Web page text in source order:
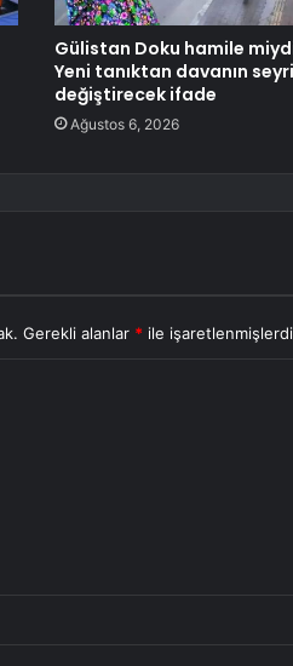
Gülistan Doku hamile
Yeni tanıktan davanın
değiştirecek ifade
Ağustos 6, 2026
Gerekli alanlar * ile